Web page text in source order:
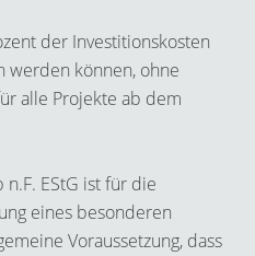
der Investitionskosten
werden können, ohne
alle Projekte ab dem
EStG ist für die
eines besonderen
Voraussetzung, dass